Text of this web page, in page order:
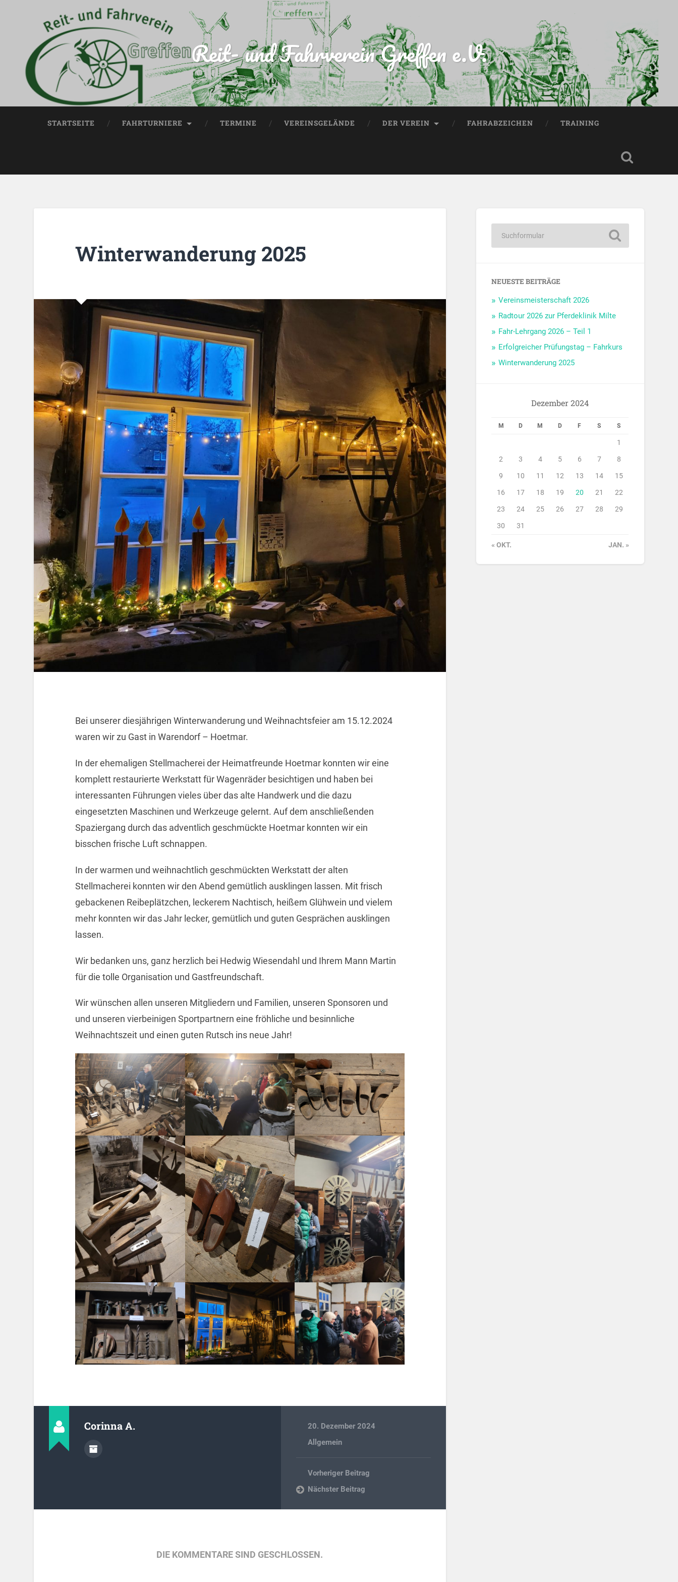
Reit- und Fahrverein Greffen e.V.
STARTSEITE FAHRTURNIERE TERMINE VEREINSGELÄNDE DER VEREIN FAHRABZEICHEN TRAINING
Winterwanderung 2025
Bei unserer diesjährigen Winterwanderung und Weihnachtsfeier am 15.12.2024
waren wir zu Gast in Warendorf – Hoetmar.
In der ehemaligen Stellmacherei der Heimatfreunde Hoetmar konnten wir eine
komplett restaurierte Werkstatt für Wagenräder besichtigen und haben bei
interessanten Führungen vieles über das alte Handwerk und die dazu
eingesetzten Maschinen und Werkzeuge gelernt. Auf dem anschließenden
Spaziergang durch das adventlich geschmückte Hoetmar konnten wir ein
bisschen frische Luft schnappen.
In der warmen und weihnachtlich geschmückten Werkstatt der alten
Stellmacherei konnten wir den Abend gemütlich ausklingen lassen. Mit frisch
gebackenen Reibeplätzchen, leckerem Nachtisch, heißem Glühwein und vielem
mehr konnten wir das Jahr lecker, gemütlich und guten Gesprächen ausklingen
lassen.
Wir bedanken uns, ganz herzlich bei Hedwig Wiesendahl und Ihrem Mann Martin
für die tolle Organisation und Gastfreundschaft.
Wir wünschen allen unseren Mitgliedern und Familien, unseren Sponsoren und
und unseren vierbeinigen Sportpartnern eine fröhliche und besinnliche
Weihnachtszeit und einen guten Rutsch ins neue Jahr!
Corinna A.
20. Dezember 2024
Allgemein
Vorheriger Beitrag
Nächster Beitrag
DIE KOMMENTARE SIND GESCHLOSSEN.
NEUESTE BEITRÄGE
Vereinsmeisterschaft 2026
Radtour 2026 zur Pferdeklinik Milte
Fahr-Lehrgang 2026 – Teil 1
Erfolgreicher Prüfungstag – Fahrkurs
Winterwanderung 2025
Dezember 2024
M D M D F S S
1
2 3 4 5 6 7 8
9 10 11 12 13 14 15
16 17 18 19 20 21 22
23 24 25 26 27 28 29
30 31
« OKT. JAN. »